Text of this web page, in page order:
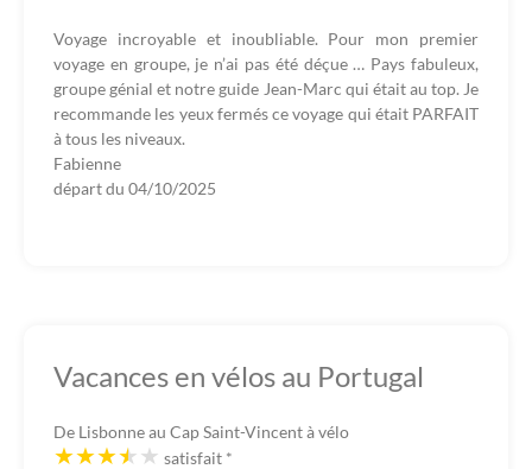
Voyage incroyable et inoubliable. Pour mon premier
voyage en groupe, je n’ai pas été déçue … Pays fabuleux,
groupe génial et notre guide Jean-Marc qui était au top. Je
recommande les yeux fermés ce voyage qui était PARFAIT
à tous les niveaux.
Fabienne
départ du 04/10/2025
Vacances en vélos au Portugal
De Lisbonne au Cap Saint-Vincent à vélo
satisfait *